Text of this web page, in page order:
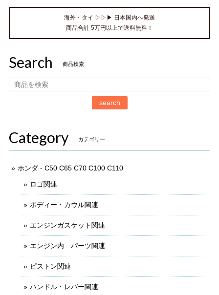
海外・タイ ▷▷▶ 日本国内へ発送
商品合計 5万円以上で送料無料！
Search 商品検索
search
Category カテゴリー
ホンダ - C50 C65 C70 C100 C110
ロゴ関連
ボディー・カウル関連
エンジンガスケット関連
エンジン内 パーツ関連
ピストン関連
ハンドル・レバー関連